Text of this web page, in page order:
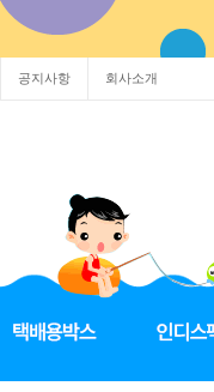
공지사항 회사소개